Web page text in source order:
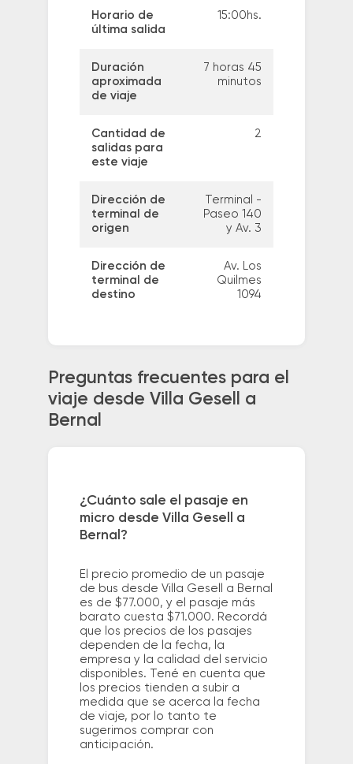
Horario de
última salida
15:00hs.
Duración
aproximada
de viaje
7 horas 45
minutos
Cantidad de
salidas para
este viaje
2
Dirección de
terminal de
origen
Terminal -
Paseo 140
y Av. 3
Dirección de
terminal de
destino
Av. Los
Quilmes
1094
Preguntas frecuentes para el
viaje desde Villa Gesell a
Bernal
¿Cuánto sale el pasaje en
micro desde Villa Gesell a
Bernal?
El precio promedio de un pasaje
de bus desde Villa Gesell a Bernal
es de $77.000, y el pasaje más
barato cuesta $71.000. Recordá
que los precios de los pasajes
dependen de la fecha, la
empresa y la calidad del servicio
disponibles. Tené en cuenta que
los precios tienden a subir a
medida que se acerca la fecha
de viaje, por lo tanto te
sugerimos comprar con
anticipación.